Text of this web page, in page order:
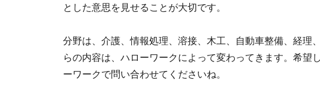
とした意思を見せることが大切です。
分野は、介護、情報処理、溶接、木工、自動車整備、経理
らの内容は、ハローワークによって変わってきます。希望
ーワークで問い合わせてくださいね。